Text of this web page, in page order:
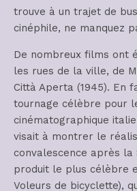
trouve à un trajet de
cinéphile, ne manquez
De nombreux films ont
les rues de la ville, de
Città Aperta (1945). En
tournage célèbre pour
cinématographique
visait à montrer le
convalescence après la
produit le plus célèbre
Voleurs de bicyclette),